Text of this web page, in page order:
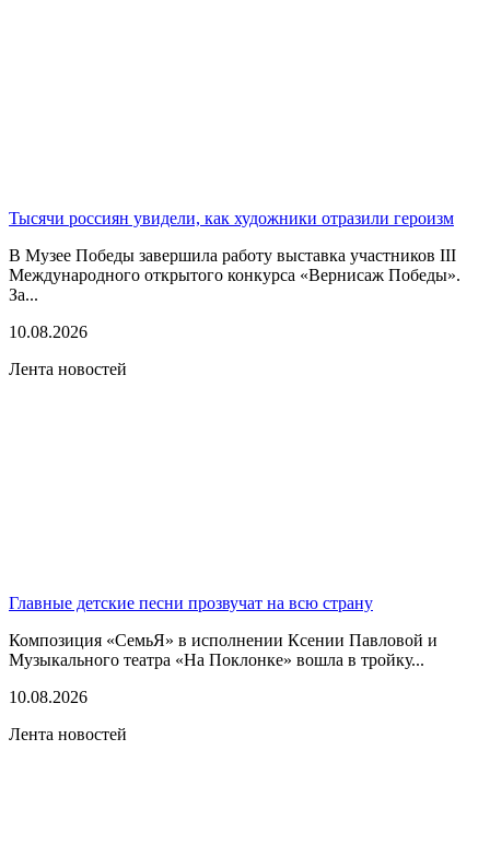
Тысячи россиян увидели, как художники отразили героизм
В Музее Победы завершила работу выставка участников III
Международного открытого конкурса «Вернисаж Победы».
За...
10.08.2026
Лента новостей
Главные детские песни прозвучат на всю страну
Композиция «СемьЯ» в исполнении Ксении Павловой и
Музыкального театра «На Поклонке» вошла в тройку...
10.08.2026
Лента новостей